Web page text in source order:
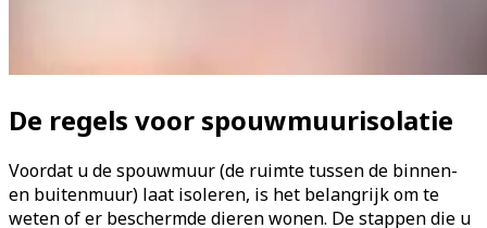
De regels voor spouwmuurisolatie
Voordat u de spouwmuur (de ruimte tussen de binnen-
en buitenmuur) laat isoleren, is het belangrijk om te
weten of er beschermde dieren wonen. De stappen die u